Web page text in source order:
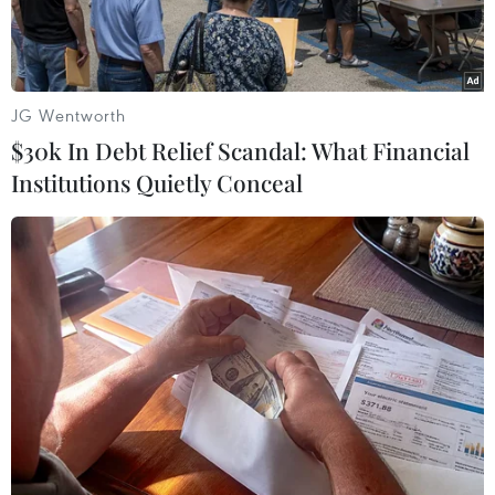
Thư ký báo chí Nhà Trắng Sarah Sanders phát biểu trong cuộc
họp báo ở Washington, DC, ngày 28/2/2019. (Nguồn:
AFP/TTXVN)
Thư ký báo chí Nhà Trắng Sarah Sanders, một
trong những trợ lý thân cận nhất của Tổng
JG Wentworth
$30k In Debt Relief Scandal: What Financial
Institutions Quietly Conceal